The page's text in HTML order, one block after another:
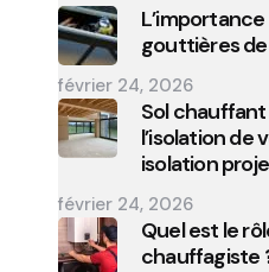
gouttières
février 24, 2026
Sol chauffant
l’isolation de
isolation
février 24, 2026
Quel est le
chauffagiste